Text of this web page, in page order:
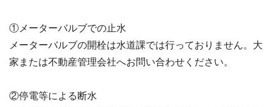
①メーターバルブでの止水
メーターバルブの開栓は水道課では行っておりません。大
家または不動産管理会社へお問い合わせください。
②停電等による断水